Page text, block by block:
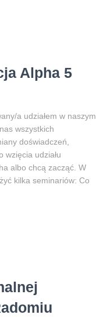
Alpha 5
a udziałem w naszym
wszystkich
doświadczeń,
wzięcia udziału
albo chcą zacząć. W
kilka seminariów: Co